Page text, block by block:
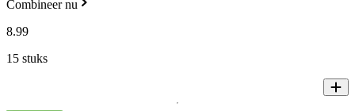
Combineer nu
8.99
15 stuks